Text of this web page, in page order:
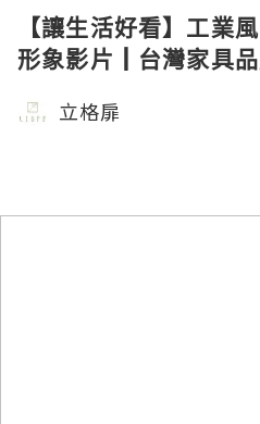
【讓生活好看】工業
形象影片┃台灣家具
立格扉